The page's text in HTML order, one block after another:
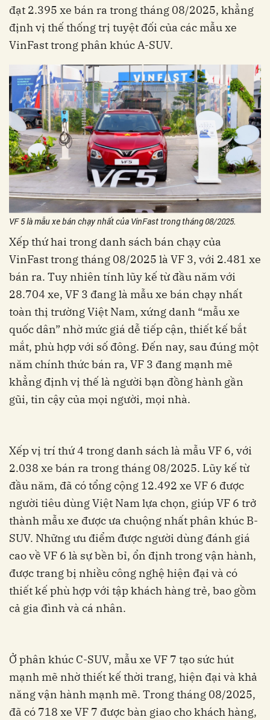
đạt 2.395 xe bán ra trong tháng 08/2025, khẳng
định vị thế thống trị tuyệt đối của các mẫu xe
VinFast trong phân khúc A-SUV.
VF 5 là mẫu xe bán chạy nhất của VinFast trong tháng 08/2025.
Xếp thứ hai trong danh sách bán chạy của
VinFast trong tháng 08/2025 là VF 3, với 2.481 xe
bán ra. Tuy nhiên tính lũy kế từ đầu năm với
28.704 xe, VF 3 đang là mẫu xe bán chạy nhất
toàn thị trường Việt Nam, xứng danh “mẫu xe
quốc dân” nhờ mức giá dễ tiếp cận, thiết kế bắt
mắt, phù hợp với số đông. Đến nay, sau đúng một
năm chính thức bán ra, VF 3 đang mạnh mẽ
khẳng định vị thế là người bạn đồng hành gần
gũi, tin cậy của mọi người, mọi nhà.
Xếp vị trí thứ 4 trong danh sách là mẫu VF 6, với
2.038 xe bán ra trong tháng 08/2025. Lũy kế từ
đầu năm, đã có tổng cộng 12.492 xe VF 6 được
người tiêu dùng Việt Nam lựa chọn, giúp VF 6 trở
thành mẫu xe được ưa chuộng nhất phân khúc B-
SUV. Những ưu điểm được người dùng đánh giá
cao về VF 6 là sự bền bỉ, ổn định trong vận hành,
được trang bị nhiều công nghệ hiện đại và có
thiết kế phù hợp với tập khách hàng trẻ, bao gồm
cả gia đình và cá nhân.
Ở phân khúc C-SUV, mẫu xe VF 7 tạo sức hút
mạnh mẽ nhờ thiết kế thời trang, hiện đại và khả
năng vận hành mạnh mẽ. Trong tháng 08/2025,
đã có 718 xe VF 7 được bàn giao cho khách hàng,